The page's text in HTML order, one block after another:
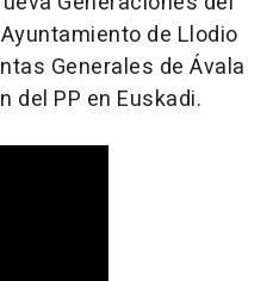
de Llodio
Generales de Ávala
del PP en Euskadi.